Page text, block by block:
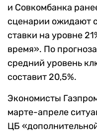
и Совкомбанка
сценарии ожидают
ставки на уровне
время». По
средний уровень
составит 20,5%.
Экономисты
марте-апреле
ЦБ